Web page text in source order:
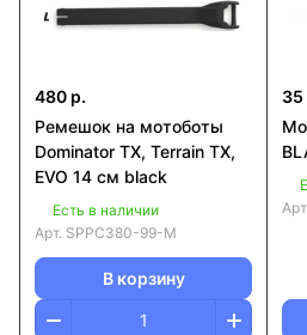
480 р.
Ремешок на мотоботы
Dominator TX, Terrain TX,
EVO 14 см black
Есть в наличии
Арт. SPPC380-99-M
В корзину
35